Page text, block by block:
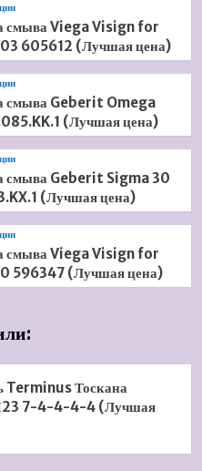
смыва Viega Visign for
605612 (Лучшая цена)
смыва Geberit Omega
(Лучшая цена)
смыва Geberit Sigma 30
(Лучшая цена)
смыва Viega Visign for
596347 (Лучшая цена)
Terminus Тоскана
7-4-4-4-4 (Лучшая